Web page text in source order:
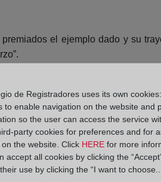
el ejemplo dado y su
los registradores que formaron
Manuel Ballesteros Alonso,
y Eduardo Entrala Bueno.
de la institución Alberto
coordinador del Centro de
de La Palma y Francisco Marín
de Registradores uses its own
to enable navigation on the website and
so the user can access the service
party cookies for preferences and for
the website. Click HERE for more
accept all cookies by clicking the
use by clicking the “I want to